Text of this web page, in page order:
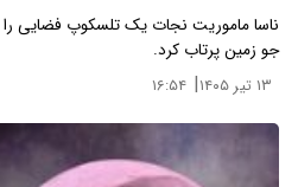
ناسا ماموریت نجات یک تلسکوپ فضایی
جو زمین پرتاب کرد.
۱۳ تیر ۱۴۰۵ | ۱۶:۵۴